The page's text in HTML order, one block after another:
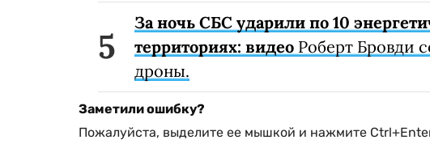
За ночь СБС ударили по 10
территориях: видео Роберт Бровди
дроны.
Заметили ошибку?
Пожалуйста, выделите ее мышкой и нажмите